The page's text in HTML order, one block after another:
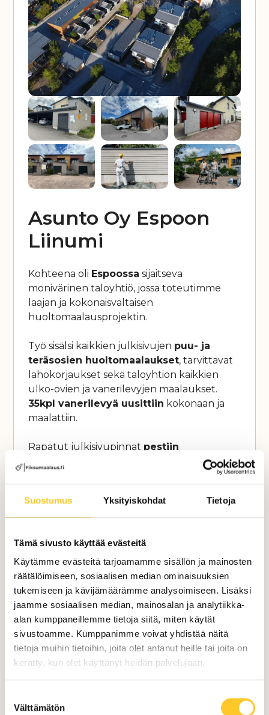
Suostumus Yksityiskohdat Tietoja
Tämä sivusto käyttää evästeitä
Käytämme evästeitä tarjoamamme sisällön ja mainosten
räätälöimiseen, sosiaalisen median ominaisuuksien
tukemiseen ja kävijämäärämme analysoimiseen. Lisäksi
jaamme sosiaalisen median, mainosalan ja analytiikka-
alan kumppaneillemme tietoja siitä, miten käytät
sivustoamme. Kumppanimme voivat yhdistää näitä
tietoja muihin tietoihin, joita olet antanut heille tai joita on
kerätty, kun olet käyttänyt heidän palvelujaan.
valinta
Välttämätön
Asunto Oy Espoon
Liinumi
Kohteena oli Espoossa sijaitseva
monivärinen taloyhtiö, jossa toteutimme
laajan ja kokonaisvaltaisen
huoltomaalausprojektin.
Työ sisälsi kaikkien julkisivujen puu- ja
teräsosien huoltomaalaukset, tarvittavat
lahokorjaukset sekä taloyhtiön kaikkien
ulko-ovien ja vanerilevyjen maalaukset.
35kpl vanerilevyä uusittiin kokonaan ja
maalattiin.
Rapatut julkisivupinnat pestiin
kauttaaltaan ja käsiteltiin punajäkälän
tarvittavat paikkarappaukset.
jätehuoneen teräsovikorkealaatuisella
kaksikomponenttimaalilla, joka antaa
pinnalle erittäin lujan kestävyyden.
Kokonaisuutena projekti paransi taloyhtiön
ulkonäköä, pidentää rakenteiden käyttöikää
ja varmistaa julkisivujen toimivuuden
pitkälle tulevaisuuteen.